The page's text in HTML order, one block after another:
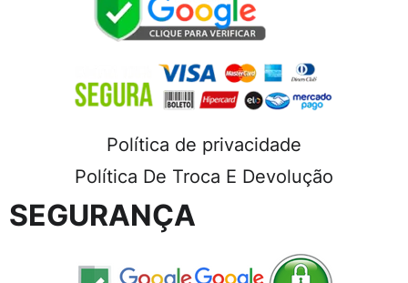
Política de privacidade
Política De Troca E Devolução
SEGURANÇA